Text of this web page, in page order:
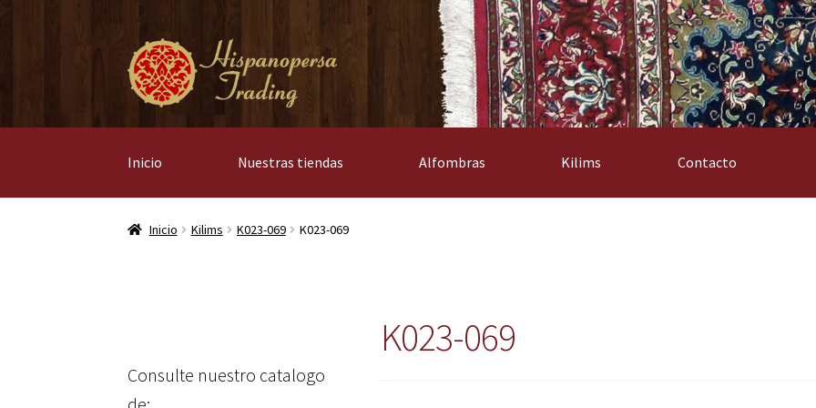
Ir
a
la
Ir
al
contenido
Inicio Nuestras tiendas Alfombras Kilims Contacto
Inicio Kilims K023-069 K023-069
K023-069
Consulte nuestro catalogo